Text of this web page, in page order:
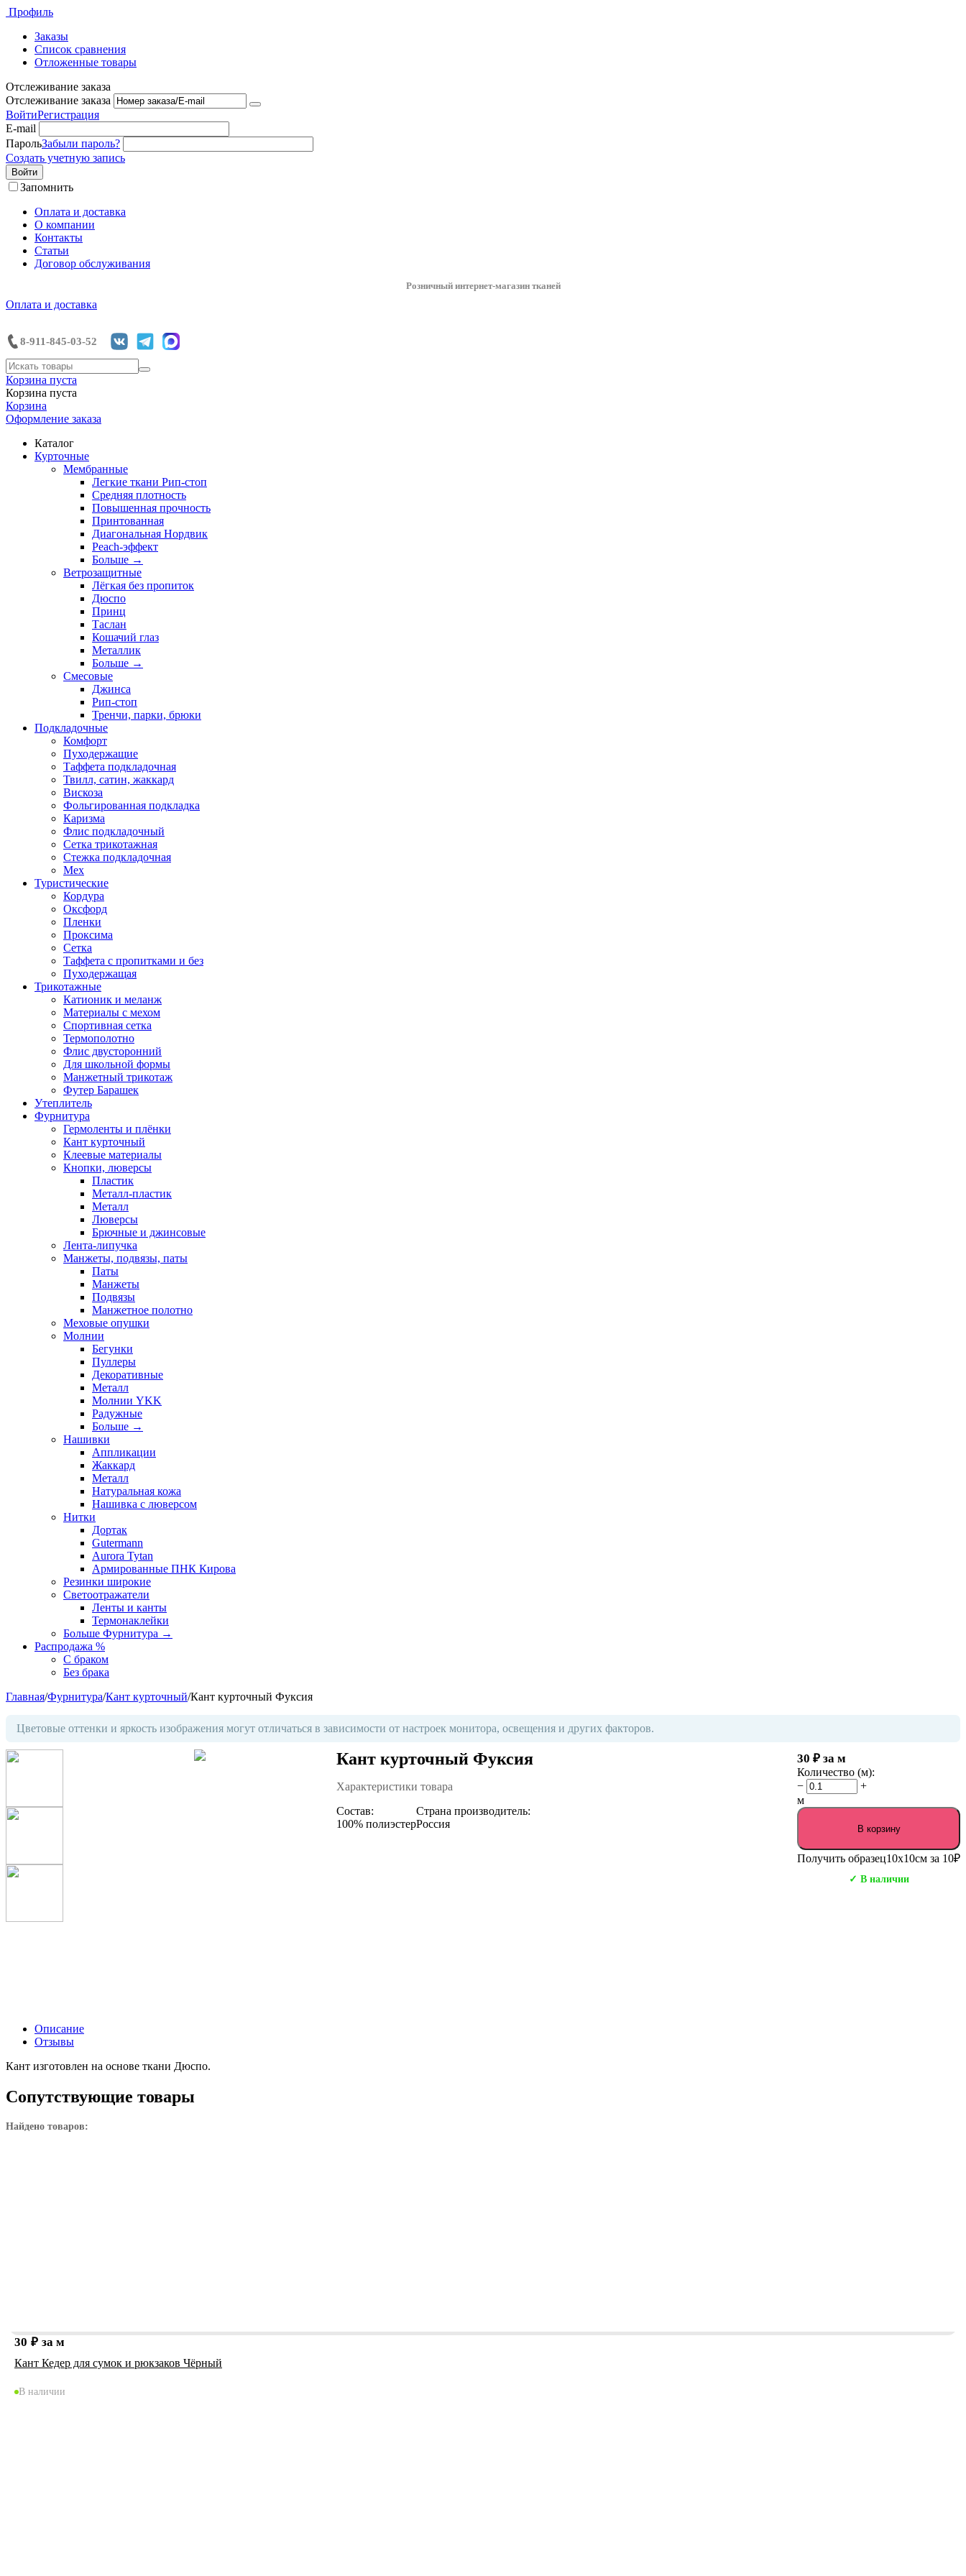
Профиль
Заказы
Список сравнения
Отложенные товары
Отслеживание заказа
Отслеживание заказа
ВойтиРегистрация
E-mail
ПарольЗабыли пароль?
Создать учетную запись
Войти
Запомнить
Оплата и доставка
О компании
Контакты
Статьи
Договор обслуживания
Розничный интернет-магазин тканей
Оплата и доставка
8-911-845-03-52
Корзина пуста
Корзина пуста
Корзина
Оформление заказа
Каталог
Курточные
Мембранные
Легкие ткани Рип-стоп
Средняя плотность
Повышенная прочность
Принтованная
Диагональная Нордвик
Peach-эффект
Больше →
Ветрозащитные
Лёгкая без пропиток
Дюспо
Принц
Таслан
Кошачий глаз
Металлик
Больше →
Смесовые
Джинса
Рип-стоп
Тренчи, парки, брюки
Подкладочные
Комфорт
Пуходержащие
Таффета подкладочная
Твилл, сатин, жаккард
Вискоза
Фольгированная подкладка
Каризма
Флис подкладочный
Сетка трикотажная
Стежка подкладочная
Мех
Туристические
Кордура
Оксфорд
Пленки
Проксима
Сетка
Таффета с пропитками и без
Пуходержащая
Трикотажные
Катионик и меланж
Материалы с мехом
Спортивная сетка
Термополотно
Флис двусторонний
Для школьной формы
Манжетный трикотаж
Футер Барашек
Утеплитель
Фурнитура
Гермоленты и плёнки
Кант курточный
Клеевые материалы
Кнопки, люверсы
Пластик
Металл-пластик
Металл
Люверсы
Брючные и джинсовые
Лента-липучка
Манжеты, подвязы, паты
Паты
Манжеты
Подвязы
Манжетное полотно
Меховые опушки
Молнии
Бегунки
Пуллеры
Декоративные
Металл
Молнии YKK
Радужные
Больше →
Нашивки
Аппликации
Жаккард
Металл
Натуральная кожа
Нашивка с люверсом
Нитки
Дортак
Gutermann
Aurora Tytan
Армированные ПНК Кирова
Резинки широкие
Светоотражатели
Ленты и канты
Термонаклейки
Больше Фурнитура →
Распродажа %
С браком
Без брака
Главная/Фурнитура/Кант курточный/Кант курточный Фуксия
Цветовые оттенки и яркость изображения могут отличаться в зависимости от настроек монитора, освещения и других факторов.
Кант курточный Фуксия
Характеристики товара
Состав:
100% полиэстер
Страна производитель:
Россия
30 ₽ за м
Количество (м):
−
+
м
В корзину
Получить образец10х10см за 10₽
✓ В наличии
Описание
Отзывы
Кант изготовлен на основе ткани Дюспо.
Сопутствующие товары
Найдено товаров:
30 ₽ за м
Кант Кедер для сумок и рюкзаков Чёрный
В наличии